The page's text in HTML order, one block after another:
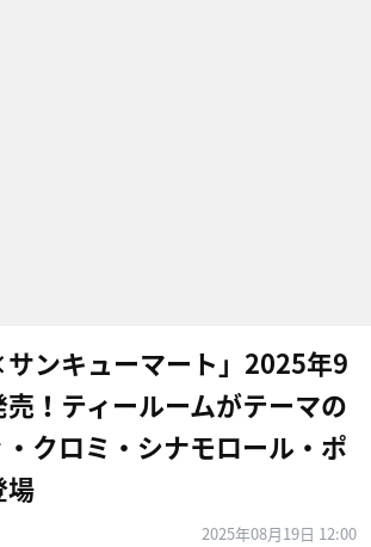
サンキューマート」2025年9
売！ティールームがテーマの
・クロミ・シナモロール・ポ
場
2025年08月19日 12:00